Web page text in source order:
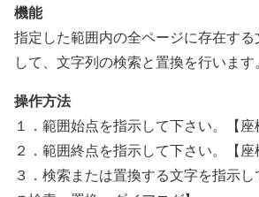
機能
指定した範囲内の全ページに存在する
して、文字列の検索と置換を行います。
操作方法
１．範囲始点を指示して下さい。【座
２．範囲終点を指示して下さい。【座
３．検索または置換する文字を指示